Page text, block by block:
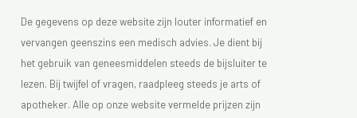
De gegevens op deze website zijn louter informatief en
vervangen geenszins een medisch advies. Je dient bij
het gebruik van geneesmiddelen steeds de bijsluiter te
lezen. Bij twijfel of vragen, raadpleeg steeds je arts of
apotheker. Alle op onze website vermelde prijzen zijn